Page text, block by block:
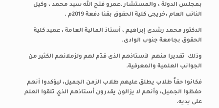
بمجلس الدولة ، والمستشار ،عمرو فتح الله سيد محمد ، وكيل
النائب العام ،خريجى كلية الحقوق بقنا دفعة 2019م .
الدكتور محمد رشدى إبراهيم ، أستاذ المالية العامة ، عميد كلية
الحقوق بجامعة جنوب الوادى.
وذلك تقديرا منهم لأستاذهم الذى قدّم لهم ولزملائهم الكثير من
الجوانب العلمية والمعرفية.
فكانوا حقاً طلاب يطلق عليهم طلاب الزمن الجميل، ليؤكدوا أنهم
حفظوا الجميل، وأنهم لا يزالون يقدرون أستاذهم الذي تلقوا العلم
على يديه.